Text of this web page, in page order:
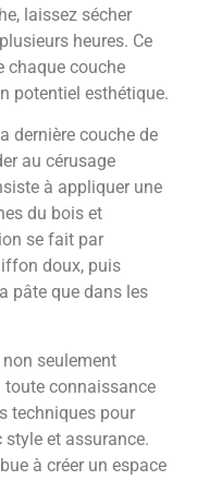
laissez sécher
heures. Ce
chaque couche
potentiel esthétique.
dernière couche de
au cérusage
à appliquer une
du bois et
se fait par
doux, puis
pâte que dans les
seulement
toute connaissance
techniques pour
et assurance.
à créer un espace